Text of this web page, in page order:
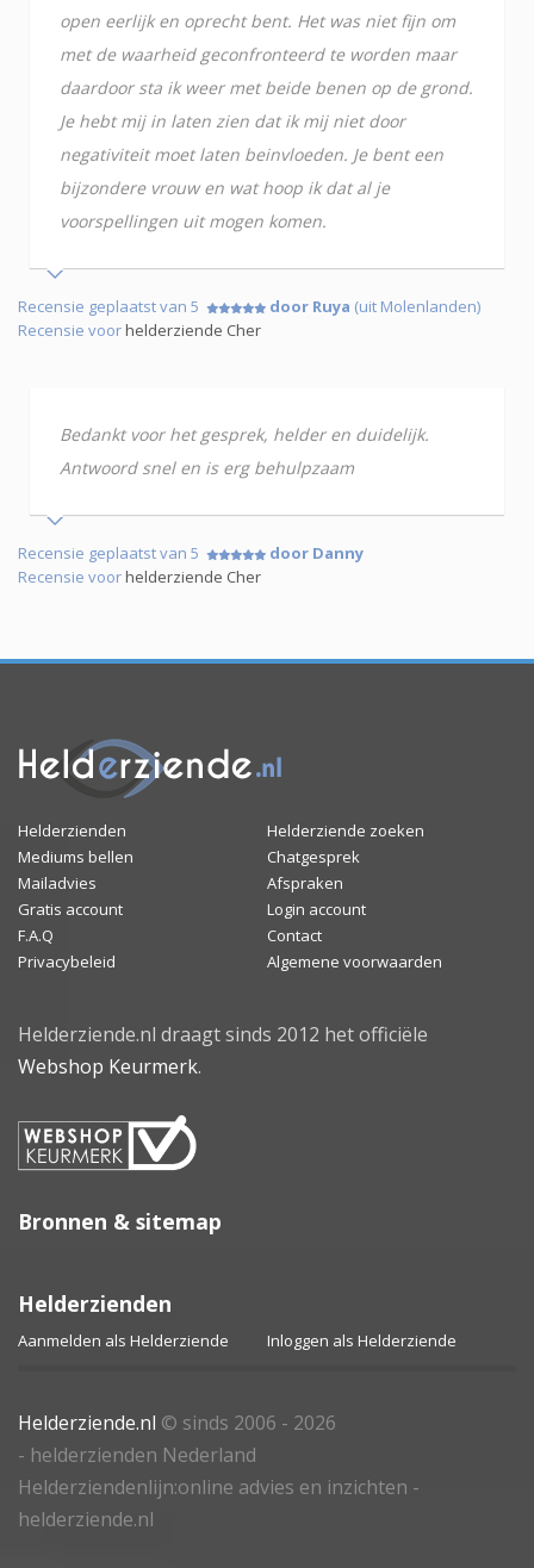
open eerlijk en oprecht bent. Het was niet fijn om
met de waarheid geconfronteerd te worden maar
daardoor sta ik weer met beide benen op de grond.
Je hebt mij in laten zien dat ik mij niet door
negativiteit moet laten beinvloeden. Je bent een
bijzondere vrouw en wat hoop ik dat al je
voorspellingen uit mogen komen.
Recensie geplaatst van 5 door Ruya (uit Molenlanden)
Recensie voorhelderziende Cher
Bedankt voor het gesprek, helder en duidelijk.
Antwoord snel en is erg behulpzaam
Recensie geplaatst van 5
door Danny
Recensie voorhelderziende Cher
Helderzienden
Helderziende zoeken
Mediums bellen
Chatgesprek
Mailadvies
Afspraken
Gratis account
Login account
F.A.Q
Contact
Privacybeleid
Algemene voorwaarden
Helderziende.nl draagt sinds 2012 het officiële
Webshop Keurmerk.
Bronnen & sitemap
Helderzienden
Aanmelden als Helderziende Inloggen als Helderziende
Helderziende.nl © sinds 2006 - 2026
- helderzienden Nederland
Helderziendenlijn:online advies en inzichten -
helderziende.nl